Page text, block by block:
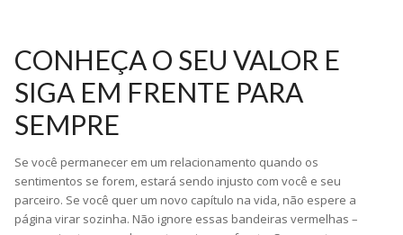
CONHEÇA O SEU VALOR E
SIGA EM FRENTE PARA
SEMPRE
Se você permanecer em um relacionamento quando os
sentimentos se forem, estará sendo injusto com você e seu
parceiro. Se você quer um novo capítulo na vida, não espere a
página virar sozinha. Não ignore essas bandeiras vermelhas –